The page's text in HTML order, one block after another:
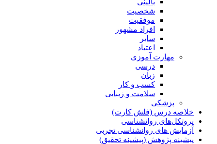
شخصیت
موفقیت
افراد مشهور
سایر
اعتیاد
مهارت آموزی
درسی
زبان
کسب و کار
سلامت و زیبایی
پزشکی
خلاصه درس (فلش کارت)
پروتکل‌های روانشناسی
آزمایش های روانشناسی تجربی
پیشینه پژوهش (پیشینه تحقیق)